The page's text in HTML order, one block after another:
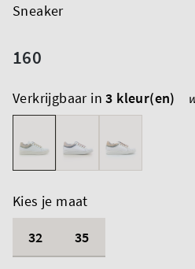
Sneaker
160
Verkrijgbaar in3 kleur(en)
Kies je maat
32
35